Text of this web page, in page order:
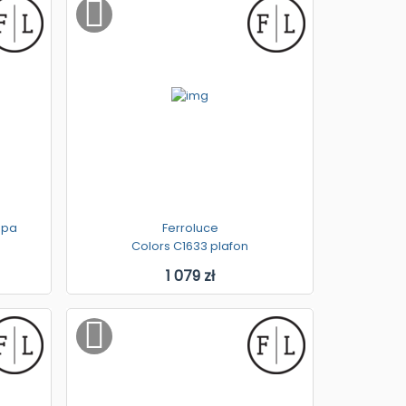
Ferroluce
Colors C1633 plafon
1 079 zł